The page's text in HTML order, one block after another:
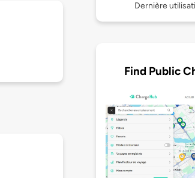
Dernière
Find Public